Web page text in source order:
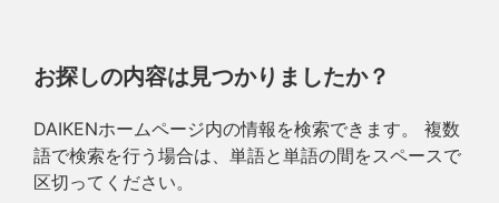
お探しの内容は見つかりましたか？
DAIKENホームページ内の情報を検索できます。 複数
語で検索を行う場合は、単語と単語の間をスペースで
区切ってください。